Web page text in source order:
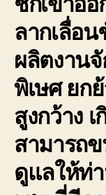
ลากเลื่อน
ผลิตงาน
พิเษศ ยก
สูงกว้าง
สามารถ
ดูแลให้ท่